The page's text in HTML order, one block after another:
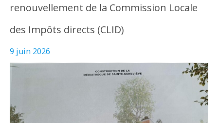
renouvellement de la Commission Locale
des Impôts directs (CLID)
9 juin 2026